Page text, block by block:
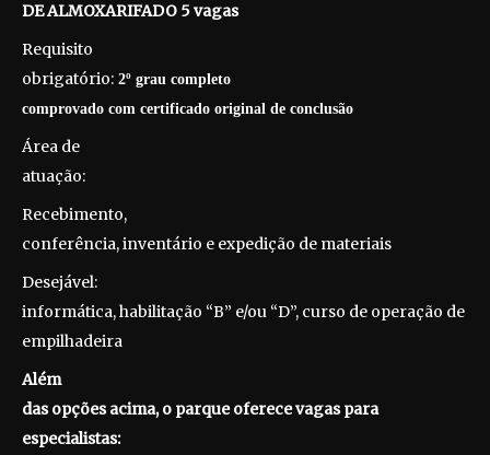
DE ALMOXARIFADO 5 vagas
Requisito
obrigatório: 2º grau completo
comprovado com certificado original de conclusão
Área de
atuação:
Recebimento,
conferência, inventário e expedição de materiais
Desejável:
informática, habilitação “B” e/ou “D”, curso de operação de
empilhadeira
Além
das opções acima, o parque oferece vagas para
especialistas: